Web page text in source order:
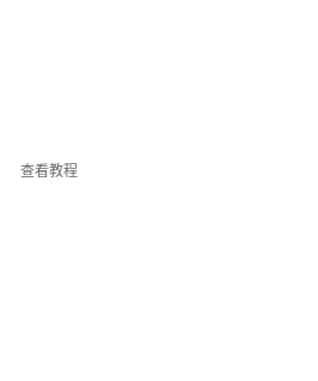
查看教程